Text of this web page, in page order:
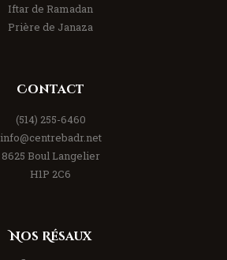
Iftar de Ramadan
Prière de Janaza
Contact
(514) 255-6460
info@centrebadr.net
8625 Boul Langelier
H1P 2C6
Nos Résaux